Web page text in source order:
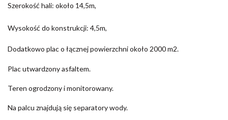
Szerokość hali: około 14,5m,
Wysokość do konstrukcji: 4,5m,
Dodatkowo plac o łącznej powierzchni około 2000 m2.
Plac utwardzony asfaltem.
Teren ogrodzony i monitorowany.
Na palcu znajdują się separatory wody.